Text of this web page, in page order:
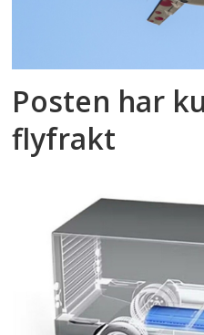
Posten har
flyfrakt